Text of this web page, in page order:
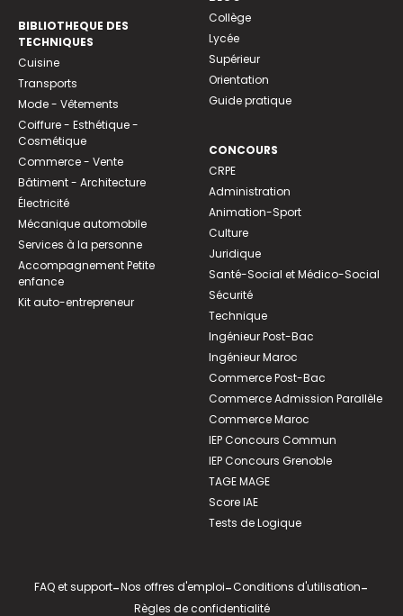
BIBLIOTHEQUE DES
TECHNIQUES
Cuisine
Transports
Mode - Vêtements
Coiffure - Esthétique -
Cosmétique
Commerce - Vente
Bâtiment - Architecture
Électricité
Mécanique automobile
Services à la personne
Accompagnement Petite
enfance
Kit auto-entrepreneur
Collège
Lycée
Supérieur
Orientation
Guide pratique
CONCOURS
CRPE
Administration
Animation-Sport
Culture
Juridique
Santé-Social et Médico-Social
Sécurité
Technique
Ingénieur Post-Bac
Ingénieur Maroc
Commerce Post-Bac
Commerce Admission Parallèle
Commerce Maroc
IEP Concours Commun
IEP Concours Grenoble
TAGE MAGE
Score IAE
Tests de Logique
FAQ et support-Nos offres d'emploi-Conditions d'utilisation-
Règles de confidentialité